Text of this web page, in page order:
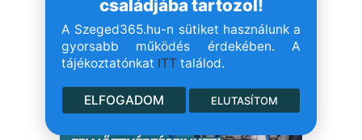
családjába tartozol!
A Szeged365.hu-n sütiket használunk a
gyorsabb működés érdekében. A
tájékoztatónkat ITT találod.
ELFOGADOM ELUTASÍTOM
- Hirdetés -